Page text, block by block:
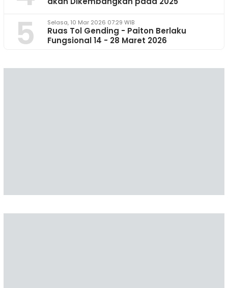
5 Selasa, 10 Mar 2026 07:29 WIB
Ruas Tol Gending - Paiton Berlaku
Fungsional 14 - 28 Maret 2026